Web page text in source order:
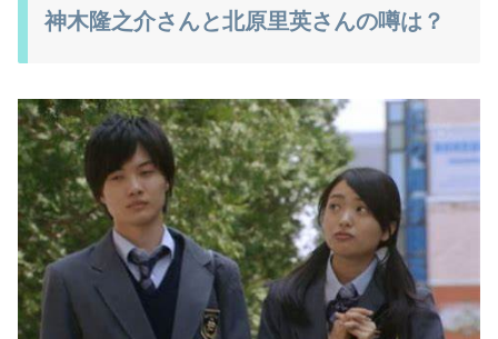
神木隆之介さんと北原里英さんの噂は？